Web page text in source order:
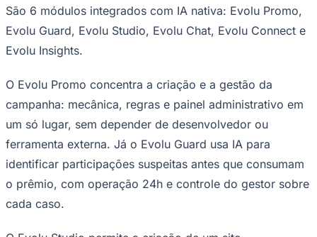
São 6 módulos integrados com IA nativa: Evolu Promo,
Evolu Guard, Evolu Studio, Evolu Chat, Evolu Connect e
Evolu Insights.
O Evolu Promo concentra a criação e a gestão da
campanha: mecânica, regras e painel administrativo em
um só lugar, sem depender de desenvolvedor ou
ferramenta externa. Já o Evolu Guard usa IA para
identificar participações suspeitas antes que consumam
o prêmio, com operação 24h e controle do gestor sobre
cada caso.